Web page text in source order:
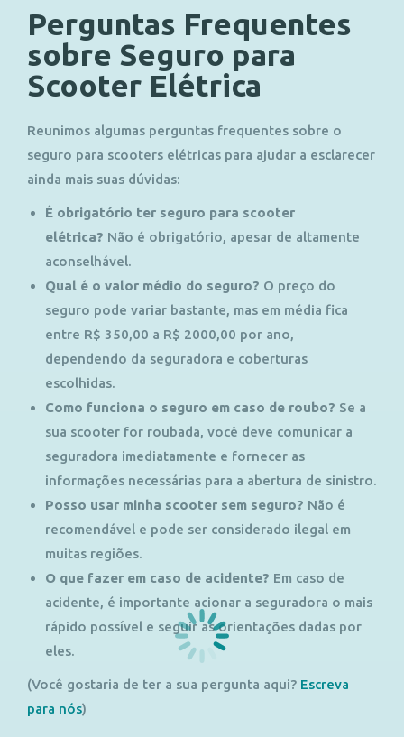
Perguntas Frequentes
sobre Seguro para
Scooter Elétrica
Reunimos algumas perguntas frequentes sobre o
seguro para scooters elétricas para ajudar a esclarecer
ainda mais suas dúvidas:
É obrigatório ter seguro para scooter
elétrica? Não é obrigatório, apesar de altamente
aconselhável.
Qual é o valor médio do seguro? O preço do
seguro pode variar bastante, mas em média fica
entre R$ 350,00 a R$ 2000,00 por ano,
dependendo da seguradora e coberturas
escolhidas.
Como funciona o seguro em caso de roubo? Se a
sua scooter for roubada, você deve comunicar a
seguradora imediatamente e fornecer as
informações necessárias para a abertura de sinistro.
Posso usar minha scooter sem seguro? Não é
recomendável e pode ser considerado ilegal em
muitas regiões.
O que fazer em caso de acidente? Em caso de
acidente, é importante acionar a seguradora o mais
rápido possível e seguir as orientações dadas por
eles.
(Você gostaria de ter a sua pergunta aqui? Escreva
para nós)